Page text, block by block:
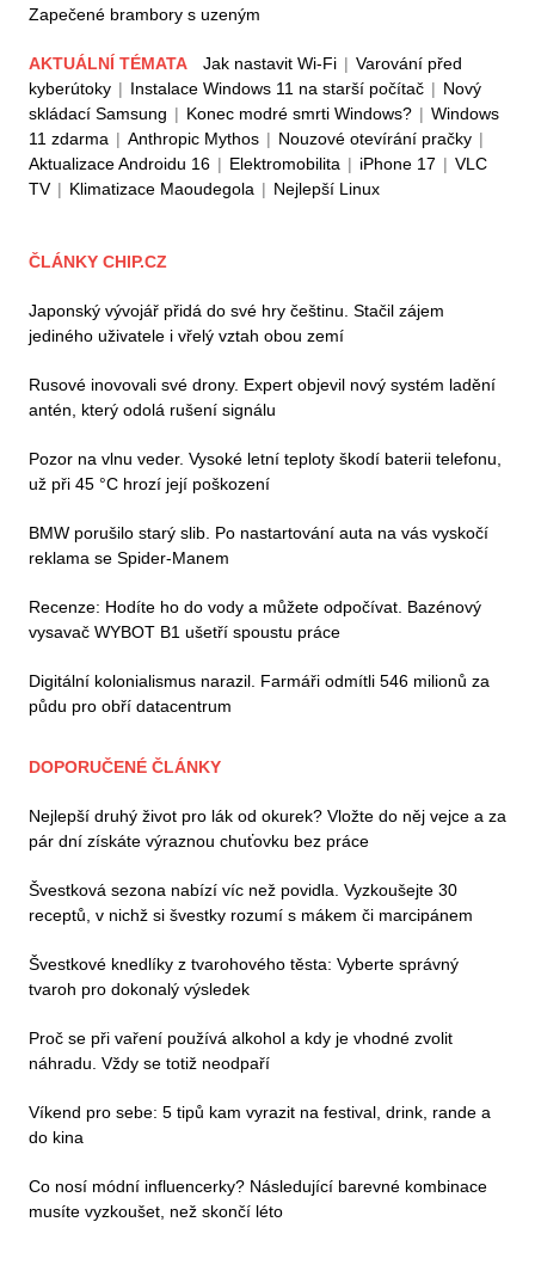
Zapečené brambory s uzeným
AKTUÁLNÍ TÉMATA Jak nastavit Wi-Fi | Varování před
kyberútoky | Instalace Windows 11 na starší počítač | Nový
skládací Samsung | Konec modré smrti Windows? | Windows
11 zdarma | Anthropic Mythos | Nouzové otevírání pračky |
Aktualizace Androidu 16 | Elektromobilita | iPhone 17 | VLC
TV | Klimatizace Maoudegola | Nejlepší Linux
ČLÁNKY CHIP.CZ
Japonský vývojář přidá do své hry češtinu. Stačil zájem
jediného uživatele i vřelý vztah obou zemí
Rusové inovovali své drony. Expert objevil nový systém ladění
antén, který odolá rušení signálu
Pozor na vlnu veder. Vysoké letní teploty škodí baterii telefonu,
už při 45 °C hrozí její poškození
BMW porušilo starý slib. Po nastartování auta na vás vyskočí
reklama se Spider-Manem
Recenze: Hodíte ho do vody a můžete odpočívat. Bazénový
vysavač WYBOT B1 ušetří spoustu práce
Digitální kolonialismus narazil. Farmáři odmítli 546 milionů za
půdu pro obří datacentrum
DOPORUČENÉ ČLÁNKY
Nejlepší druhý život pro lák od okurek? Vložte do něj vejce a za
pár dní získáte výraznou chuťovku bez práce
Švestková sezona nabízí víc než povidla. Vyzkoušejte 30
receptů, v nichž si švestky rozumí s mákem či marcipánem
Švestkové knedlíky z tvarohového těsta: Vyberte správný
tvaroh pro dokonalý výsledek
Proč se při vaření používá alkohol a kdy je vhodné zvolit
náhradu. Vždy se totiž neodpaří
Víkend pro sebe: 5 tipů kam vyrazit na festival, drink, rande a
do kina
Co nosí módní influencerky? Následující barevné kombinace
musíte vyzkoušet, než skončí léto